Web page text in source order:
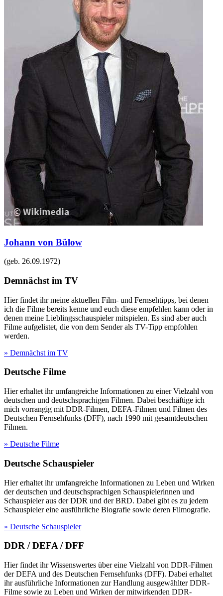
Johann von Bülow
(geb. 26.09.1972)
Demnächst im TV
Hier findet ihr meine aktuellen Film- und Fernsehtipps, bei denen
ich die Filme bereits kenne und euch diese empfehlen kann oder in
denen meine Lieblingsschauspieler mitspielen. Es sind aber auch
Filme aufgelistet, die von dem Sender als TV-Tipp empfohlen
werden.
» Demnächst im TV
Deutsche Filme
Hier erhaltet ihr umfangreiche Informationen zu einer Vielzahl von
deutschen und deutschsprachigen Filmen. Dabei beschäftige ich
mich vorrangig mit DDR-Filmen, DEFA-Filmen und Filmen des
Deutschen Fernsehfunks (DFF), nach 1990 mit gesamtdeutschen
Filmen.
» Deutsche Filme
Deutsche Schauspieler
Hier erhaltet ihr umfangreiche Informationen zu Leben und Wirken
der deutschen und deutschsprachigen Schauspielerinnen und
Schauspieler aus der DDR und der BRD. Dabei gibt es zu jedem
Schauspieler eine ausführliche Biografie sowie deren Filmografie.
» Deutsche Schauspieler
DDR / DEFA / DFF
Hier findet ihr Wissenswertes über eine Vielzahl von DDR-Filmen
der DEFA und des Deutschen Fernsehfunks (DFF). Dabei erhaltet
ihr ausführliche Informationen zur Handlung ausgewählter DDR-
Filme sowie zu Leben und Wirken der mitwirkenden DDR-